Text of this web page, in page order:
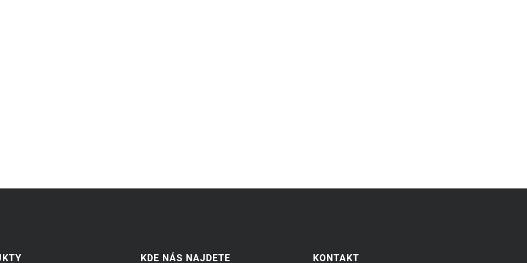
KDE NÁS NAJDETE KONTAKT